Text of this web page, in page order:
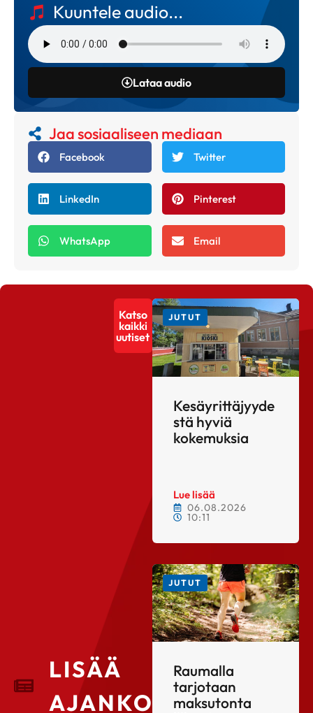
Kuuntele audio...
Lataa audio
Jaa sosiaaliseen mediaan
Facebook Twitter
LinkedIn Pinterest
WhatsApp Email
LISÄÄ
AJANKOHTAISTA
Katso
kaikki
uutiset
JUTUT
Kesäyrittäjyyde
stä hyviä
kokemuksia
Lue lisää
06.08.2026
10:11
JUTUT
Raumalla
tarjotaan
maksutonta